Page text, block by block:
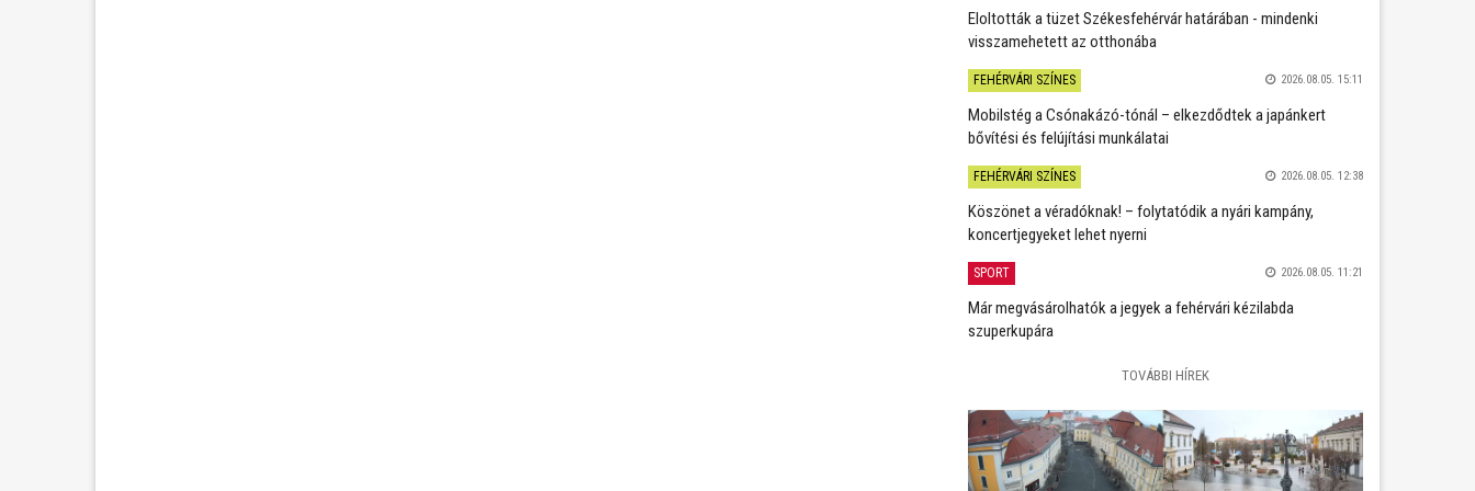
Eloltották a tüzet Székesfehérvár határában - mindenki
visszamehetett az otthonába
FEHÉRVÁRI SZÍNES 2026.08.05. 15:11
Mobilstég a Csónakázó-tónál – elkezdődtek a japánkert
bővítési és felújítási munkálatai
FEHÉRVÁRI SZÍNES 2026.08.05. 12:38
Köszönet a véradóknak! – folytatódik a nyári kampány,
koncertjegyeket lehet nyerni
SPORT 2026.08.05. 11:21
Már megvásárolhatók a jegyek a fehérvári kézilabda
szuperkupára
TOVÁBBI HÍREK